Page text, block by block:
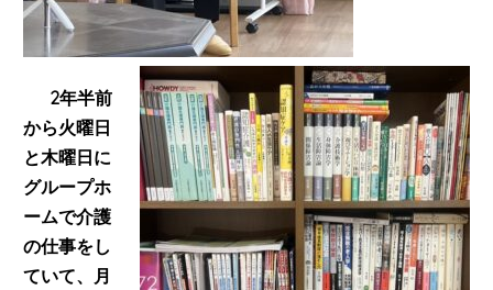
2年半前
から火曜日
と木曜日に
グループホ
ームで介護
の仕事をし
ていて、月